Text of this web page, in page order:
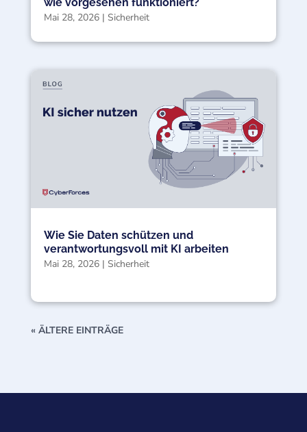
Mai 28, 2026| Sicherheit
Wie Sie Daten schützen und
verantwortungsvoll mit KI arbeiten
Mai 28, 2026| Sicherheit
« ÄLTERE EINTRÄGE